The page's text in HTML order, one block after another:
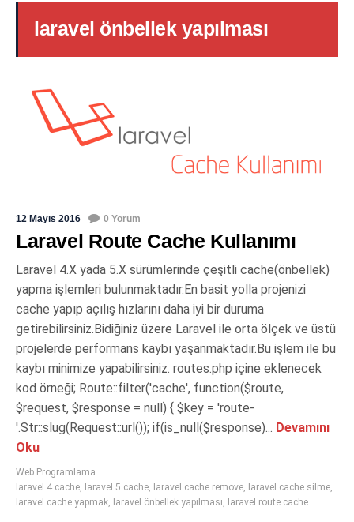
laravel önbellek yapılması
12 Mayıs 2016 0 Yorum
Laravel Route Cache Kullanımı
Laravel 4.X yada 5.X sürümlerinde çeşitli cache(önbellek)
yapma işlemleri bulunmaktadır.En basit yolla projenizi
cache yapıp açılış hızlarını daha iyi bir duruma
getirebilirsiniz.Bidiğiniz üzere Laravel ile orta ölçek ve üstü
projelerde performans kaybı yaşanmaktadır.Bu işlem ile bu
kaybı minimize yapabilirsiniz. routes.php içine eklenecek
kod örneği; Route::filter('cache', function($route,
$request, $response = null) { $key = 'route-
'.Str::slug(Request::url()); if(is_null($response)... Devamını
Oku
Web Programlama
laravel 4 cache
laravel 5 cache laravel cache remove laravel cache silme
laravel cache yapmak
laravel önbellek yapılması laravel route cache